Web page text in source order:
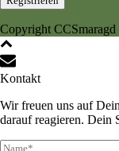
Copyright
Kontakt
Wir freuen uns auf
darauf reagieren. Dein